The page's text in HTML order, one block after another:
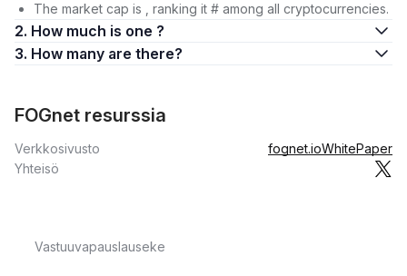
The market cap is , ranking it # among all cryptocurrencies.
2. How much is one ?
3. How many are there?
FOGnet resurssia
Verkkosivusto fognet.ioWhitePaper
Yhteisö
Vastuuvapauslauseke